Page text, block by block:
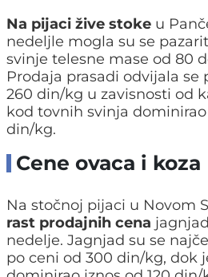
Na pijaci žive stoke u
nedeljle mogla su se
svinje telesne mase od 80
Prodaja prasadi odvijala se
260 din/kg u zavisnosti od
kod tovnih svinja dominirao
din/kg.
Cene ovaca i koza
Na stočnoj pijaci u Novom
rast prodajnih cena
nedelje. Jagnjad su se
po ceni od 300 din/kg, dok